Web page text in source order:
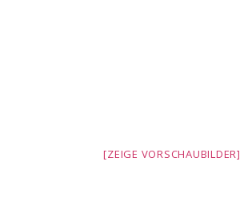
[ZEIGE VORSCHAUBILDER]